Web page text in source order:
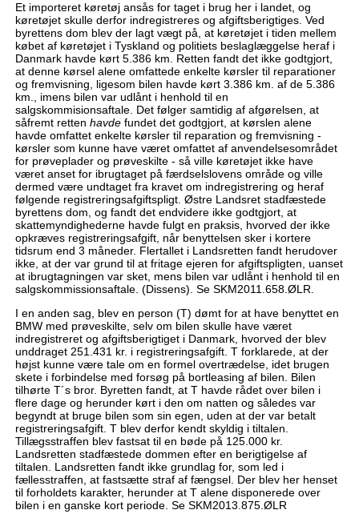
Et importeret køretøj ansås for taget i brug her i landet, og
køretøjet skulle derfor indregistreres og afgiftsberigtiges. Ved
byrettens dom blev der lagt vægt på, at køretøjet i tiden mellem
købet af køretøjet i Tyskland og politiets beslaglæggelse heraf i
Danmark havde kørt 5.386 km. Retten fandt det ikke godtgjort,
at denne kørsel alene omfattede enkelte kørsler til reparationer
og fremvisning, ligesom bilen havde kørt 3.386 km. af de 5.386
km., imens bilen var udlånt i henhold til en
salgskommisionsaftale. Det følger samtidig af afgørelsen, at
såfremt retten havdefundet det godtgjort, at kørslen alene
havde omfattet enkelte kørsler til reparation og fremvisning -
kørsler som kunne have været omfattet af anvendelsesområdet
for prøveplader og prøveskilte - så ville køretøjet ikke have
været anset for ibrugtaget på færdselslovens område og ville
dermed være undtaget fra kravet om indregistrering og heraf
følgende registreringsafgiftspligt. Østre Landsret stadfæstede
byrettens dom, og fandt det endvidere ikke godtgjort, at
skattemyndighederne havde fulgt en praksis, hvorved der ikke
opkræves registreringsafgift, når benyttelsen sker i kortere
tidsrum end 3 måneder. Flertallet i Landsretten fandt herudover
ikke, at der var grund til at fritage ejeren for afgiftspligten, uanset
at ibrugtagningen var sket, mens bilen var udlånt i henhold til en
salgskommissionsaftale. (Dissens). Se SKM2011.658.ØLR.
I en anden sag, blev en person (T) dømt for at have benyttet en
BMW med prøveskilte, selv om bilen skulle have været
indregistreret og afgiftsberigtiget i Danmark, hvorved der blev
unddraget 251.431 kr. i registreringsafgift. T forklarede, at der
højst kunne være tale om en formel overtrædelse, idet brugen
skete i forbindelse med forsøg på bortleasing af bilen. Bilen
tilhørte T´s bror. Byretten fandt, at T havde rådet over bilen i
flere dage og herunder kørt i den om natten og således var
begyndt at bruge bilen som sin egen, uden at der var betalt
registreringsafgift. T blev derfor kendt skyldig i tiltalen.
Tillægsstraffen blev fastsat til en bøde på 125.000 kr.
Landsretten stadfæstede dommen efter en berigtigelse af
tiltalen. Landsretten fandt ikke grundlag for, som led i
fællesstraffen, at fastsætte straf af fængsel. Der blev her henset
til forholdets karakter, herunder at T alene disponerede over
bilen i en ganske kort periode. Se SKM2013.875.ØLR